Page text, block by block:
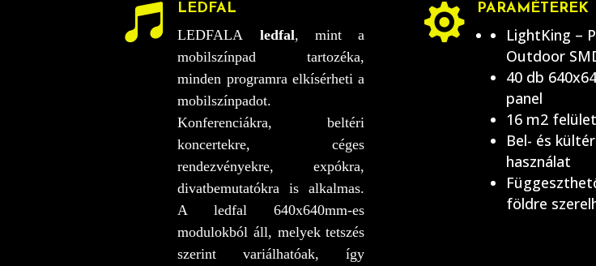
 LEDFAL
LEDFALA ledfal, mint a
mobilszínpad tartozéka,
minden programra elkísérheti a
mobilszínpadot.
Konferenciákra, beltéri
koncertekre, céges
rendezvényekre, expókra,
divatbemutatókra is alkalmas.
A ledfal 640x640mm-es
modulokból áll, melyek tetszés
szerint variálhatóak, így
 PARAMÉTEREK
LightKing –
Outdoor
40 db
panel
16 m2 felület
Bel- és
használat
földre